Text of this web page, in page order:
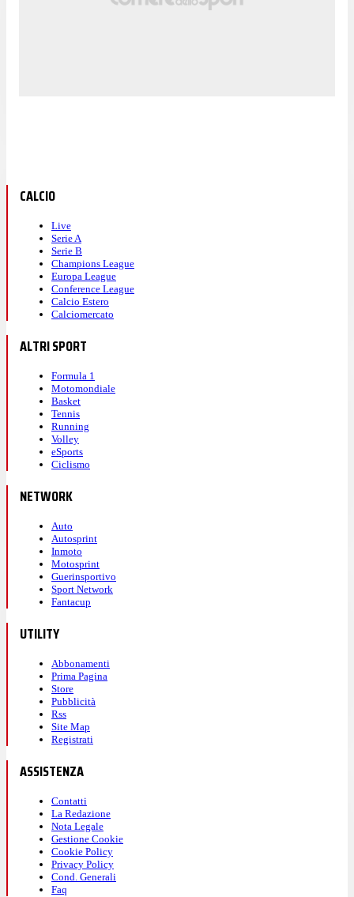
CALCIO
Live
Serie A
Serie B
Champions League
Europa League
Conference League
Calcio Estero
Calciomercato
ALTRI SPORT
Formula 1
Motomondiale
Basket
Tennis
Running
Volley
eSports
Ciclismo
NETWORK
Auto
Autosprint
Inmoto
Motosprint
Guerinsportivo
Sport Network
Fantacup
UTILITY
Abbonamenti
Prima Pagina
Store
Pubblicità
Rss
Site Map
Registrati
ASSISTENZA
Contatti
La Redazione
Nota Legale
Gestione Cookie
Cookie Policy
Privacy Policy
Cond. Generali
Faq